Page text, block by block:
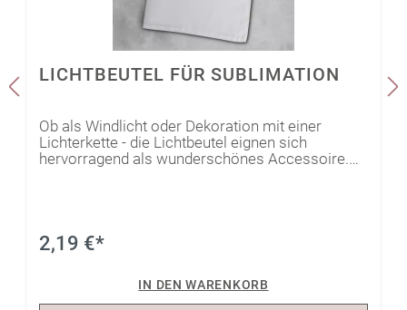
LICHTBEUTEL FÜR SUBLIMATION
Ob als Windlicht oder Dekoration mit einer
Lichterkette - die Lichtbeutel eignen sich
hervorragend als wunderschönes Accessoire.
Größe von 28,5 x 20 cm finden auch größere
Geschenke in dem Beutel Platz.
2,19 €*
IN DEN WARENKORB